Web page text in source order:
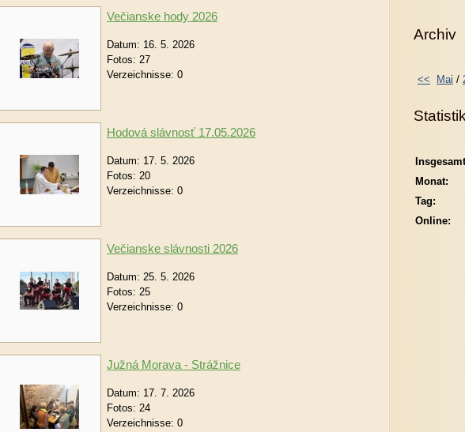
Večianske hody 2026
Datum: 16. 5. 2026
Fotos: 27
Verzeichnisse: 0
Hodová slávnosť 17.05.2026
Datum: 17. 5. 2026
Fotos: 20
Verzeichnisse: 0
Večianske slávnosti 2026
Datum: 25. 5. 2026
Fotos: 25
Verzeichnisse: 0
Južná Morava - Strážnice
Datum: 17. 7. 2026
Fotos: 24
Verzeichnisse: 0
Archiv
<< Mai /
Online:
Monat:
Tag: